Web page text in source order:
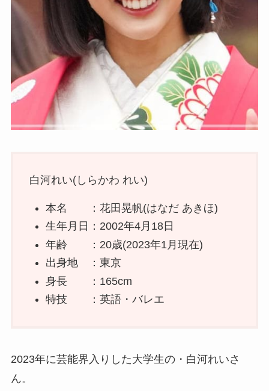
白河れい(しらかわ れい)
本名 ：花田晃帆(はなだ あきほ)
生年月日：2002年4月18日
年齢 ：20歳(2023年1月現在)
出身地 ：東京
身長 ：165cm
特技 ：英語・バレエ
2023年に芸能界入りした大学生の・白河れいさ
ん。